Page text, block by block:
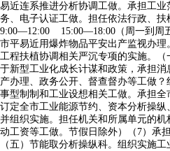
易近连系推进分析协调工做。承担工
务、电子认证工做。担任依法行政、
9:00—12:00 15:00—18:00（周一到周
市平易近用爆炸物品平安出产监视办
工程扶植协调相关严沉专项的实施。
于新型工业化成长计谋和政策，承担
产办理、政务公开、督查督办等工做
事型制制和工业设想相关工做。承担全
订定全市工业能源节约、资本分析操
并组织实施。担任机关和所属单元的
动工资等工做。节假日除外）（7）承
（五）节能取分析操纵科。组织实施